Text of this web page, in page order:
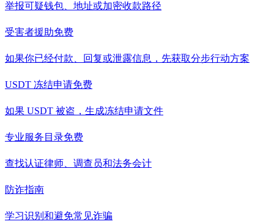
举报可疑钱包、地址或加密收款路径
受害者援助免费
如果你已经付款、回复或泄露信息，先获取分步行动方案
USDT 冻结申请免费
如果 USDT 被盗，生成冻结申请文件
专业服务目录免费
查找认证律师、调查员和法务会计
防诈指南
学习识别和避免常见诈骗